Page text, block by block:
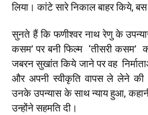
लिया। कांटे सारे निकाल बाहर किये,
सुनते हैं कि फणीश्वर नाथ रेणु के
कसम’ पर बनी फिल्म ‘तीसरी
जबरन सुखांत किये जाने पर वह
और अपनी स्वीकृति वापस ले लेने
उनके उपन्यास के साथ न्याय हुआ,
उन्होंने सहमति दी।